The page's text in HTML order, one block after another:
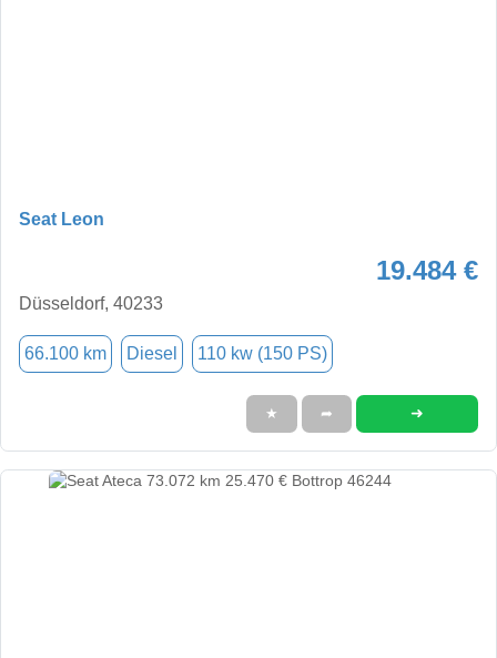
Seat Leon
19.484 €
Düsseldorf, 40233
66.100 km Diesel 110 kw (150 PS)
★ ➦ ➜